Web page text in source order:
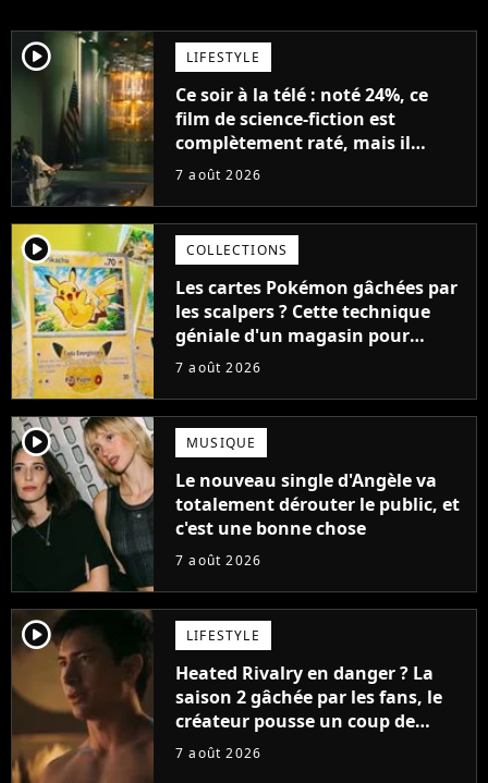
player2 LIFESTYLE
Ce soir à la télé : noté 24%, ce
film de science-fiction est
complètement raté, mais il
aurait pu être encore pire à
7 août 2026
player2 COLLECTIONS
Les cartes Pokémon gâchées par
les scalpers ? Cette technique
géniale d'un magasin pour
ruiner les revendeurs
7 août 2026
player2 MUSIQUE
Le nouveau single d'Angèle va
totalement dérouter le public, et
c'est une bonne chose
7 août 2026
player2 LIFESTYLE
Heated Rivalry en danger ? La
saison 2 gâchée par les fans, le
créateur pousse un coup de
gueule
7 août 2026